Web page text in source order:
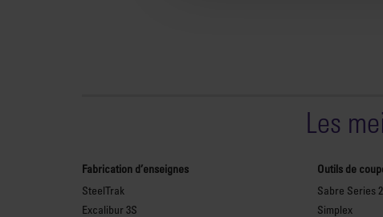
Les
Fabrication d’enseignes
SteelTrak
Excalibur 3S
Outils de
Sabre Series 2
Simplex